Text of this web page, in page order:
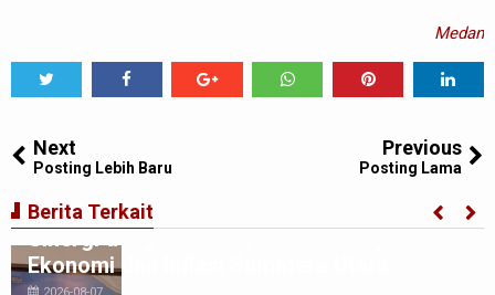
Medan
Next
Posting Lebih Baru
Previous
Posting Lama
Berita Terkait
BI Perwakilan Sumatera Utara Perkuat
Sinergi dengan Media, Bahas Prospek
Ekonomi dan Inflasi Sumatera Utara